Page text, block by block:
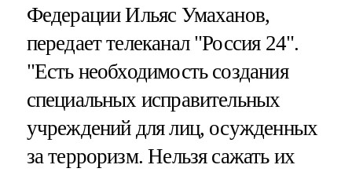
Федерации Ильяс Умаханов,
передает телеканал "Россия 24".
"Есть необходимость создания
специальных исправительных
учреждений для лиц, осужденных
за терроризм. Нельзя сажать их